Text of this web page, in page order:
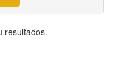
resultados.